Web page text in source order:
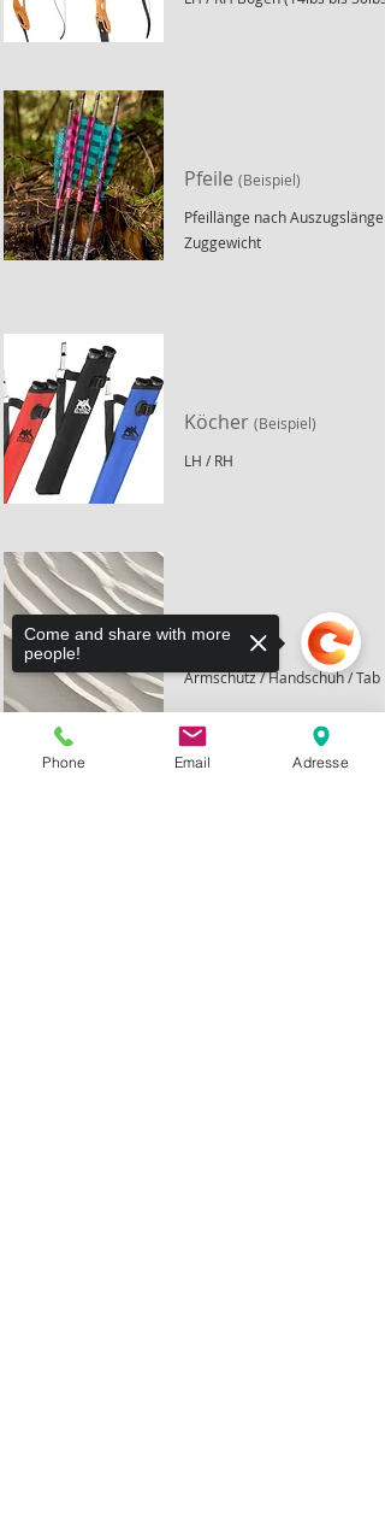
Pfeile (Beispiel)
Pfeillänge nach Auszugslänge
Zuggewicht
Köcher (Beispiel)
LH / RH
Schutz
Armschutz / Handschuh / Tab
Phone Email Adresse
Come and share with more
people!